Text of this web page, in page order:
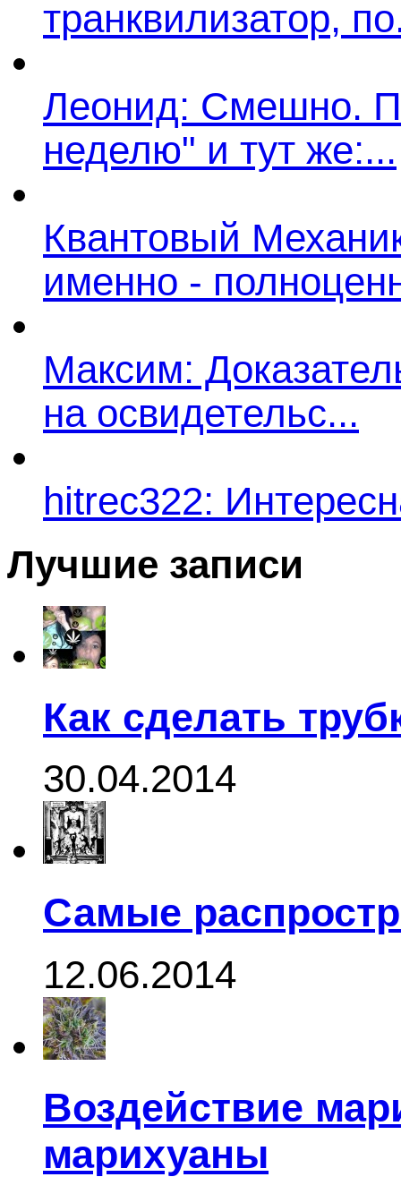
транквилизатор,
Леонид: Смешно.
неделю" и тут же:...
Квантовый
именно -
Максим:
на освидетельс...
hitrec322:
Лучшие записи
Как сделать
30.04.2014
Самые
12.06.2014
Воздействие
марихуаны